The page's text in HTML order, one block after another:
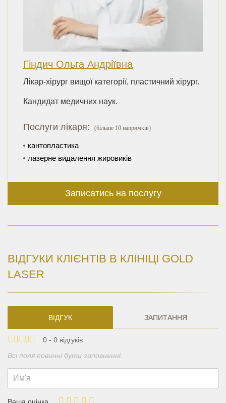
Гіндич Ольга Андріївна
Лікар-хірург вищої категорії, пластичний хірург.
Кандидат медичних наук.
Послуги лікаря: (більше 10 напрямків)
кантопластика
лазерне видалення жировиків
Записатись на послугу
ВІДГУКИ КЛІЄНТІВ В КЛІНІЦІ GOLD
LASER
ВІДГУК ЗАПИТАННЯ
0 - 0 відгуків
Всі поля повинні бути заповненні.